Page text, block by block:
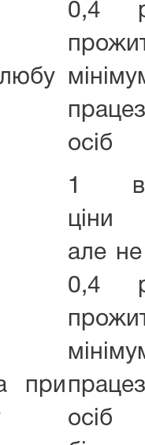
0,4
осіб
при
1
ціни
але
0,4
осіб